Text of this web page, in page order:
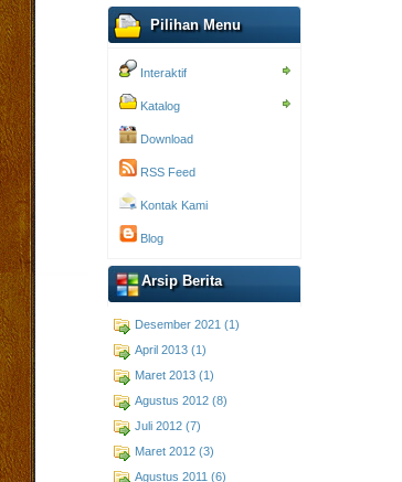
Pilihan Menu
Interaktif
Katalog
Download
RSS Feed
Kontak Kami
Blog
Arsip Berita
Desember 2021 (1)
April 2013 (1)
Maret 2013 (1)
Agustus 2012 (8)
Juli 2012 (7)
Maret 2012 (3)
Agustus 2011 (6)